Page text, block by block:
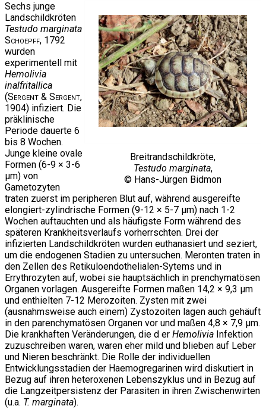
Breitrandschildkröte,
Testudo marginata,
© Hans-Jürgen Bidmon
Sechs junge
Landschildkröten
Testudo marginata
Schoepff, 1792
wurden
experimentell mit
Hemolivia
inalfritallica
(Sergent & Sergent,
1904) infiziert. Die
präklinische
Periode dauerte 6
bis 8 Wochen.
Junge kleine ovale
Formen (6-9 × 3-6
µm) von
Gametozyten
traten zuerst im peripheren Blut auf, während ausgereifte
elongiert-zylindrische Formen (9-12 × 5-7 µm) nach 1-2
Wochen auftauchten und als häufigste Form während des
späteren Krankheitsverlaufs vorherrschten. Drei der
infizierten Landschildkröten wurden euthanasiert und seziert,
um die endogenen Stadien zu untersuchen. Meronten traten in
den Zellen des Retikuloendothelialen-Sytems und in
Errythrozyten auf, wobei sie hauptsächlich in prenchymatösen
Organen vorlagen. Ausgereifte Formen maßen 14,2 × 9,3 µm
und enthielten 7-12 Merozoiten. Zysten mit zwei
(ausnahmsweise auch einem) Zystozoiten lagen auch gehäuft
in den parenchymatösen Organen vor und maßen 4,8 × 7,9 µm.
Die krankhaften Veränderungen, die d er Hemolivia Infektion
zuzuschreiben waren, waren eher mild und blieben auf Leber
und Nieren beschränkt. Die Rolle der individuellen
Entwicklungsstadien der Haemogregarinen wird diskutiert in
Bezug auf ihren heteroxenen Lebenszyklus und in Bezug auf
die Langzeitpersistenz der Parasiten in ihren Zwischenwirten
(u.a. T. marginata).